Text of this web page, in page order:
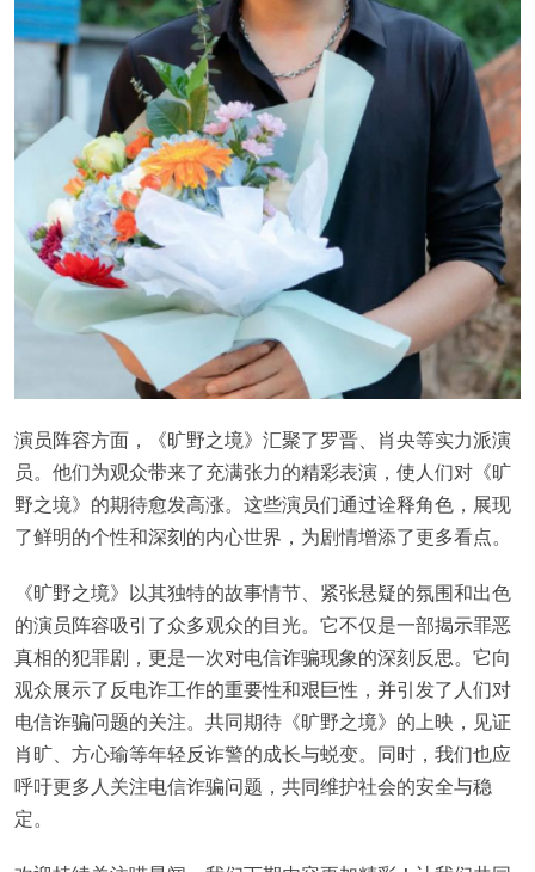
演员阵容方面，《旷野之境》汇聚了罗晋、肖央等实力派演
员。他们为观众带来了充满张力的精彩表演，使人们对《旷
野之境》的期待愈发高涨。这些演员们通过诠释角色，展现
了鲜明的个性和深刻的内心世界，为剧情增添了更多看点。
《旷野之境》以其独特的故事情节、紧张悬疑的氛围和出色
的演员阵容吸引了众多观众的目光。它不仅是一部揭示罪恶
真相的犯罪剧，更是一次对电信诈骗现象的深刻反思。它向
观众展示了反电诈工作的重要性和艰巨性，并引发了人们对
电信诈骗问题的关注。共同期待《旷野之境》的上映，见证
肖旷、方心瑜等年轻反诈警的成长与蜕变。同时，我们也应
呼吁更多人关注电信诈骗问题，共同维护社会的安全与稳
定。